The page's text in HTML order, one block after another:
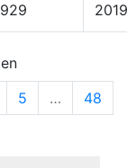
2019
5 …
48